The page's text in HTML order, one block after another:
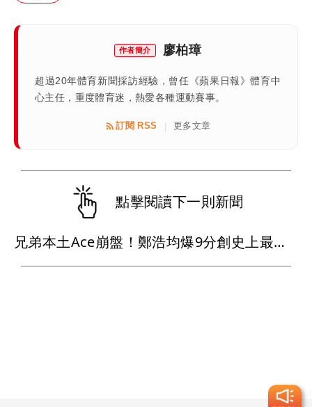
作者簡介 廖柏璋
超過20年體育新聞採訪經驗，曾任《蘋果日報》體育中
心主任，重度體育迷，熱愛各種運動賽事。
訂閱 RSS | 更多文章
點擊閱讀下一則新聞
兄弟本土Ace崩盤！鄭浩均爆9分創史上最慘 火速下放二軍